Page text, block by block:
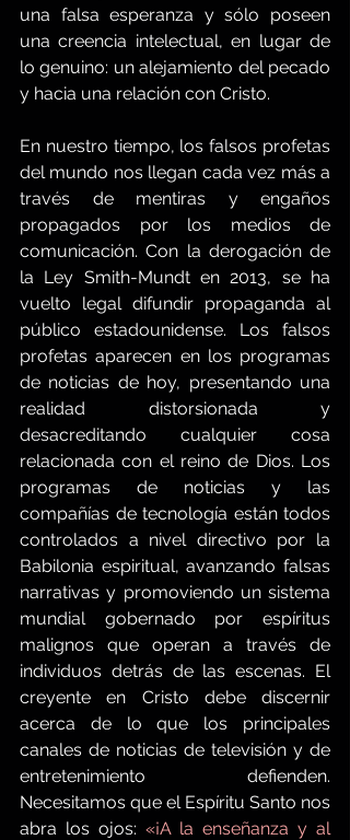
una falsa esperanza y sólo poseen
una creencia intelectual, en lugar de
lo genuino: un alejamiento del pecado
y hacia una relación con Cristo.
En nuestro tiempo, los falsos profetas
del mundo nos llegan cada vez más a
través de mentiras y engaños
propagados por los medios de
comunicación. Con la derogación de
la Ley Smith-Mundt en 2013, se ha
vuelto legal difundir propaganda al
público estadounidense. Los falsos
profetas aparecen en los programas
de noticias de hoy, presentando una
realidad distorsionada y
desacreditando cualquier cosa
relacionada con el reino de Dios. Los
programas de noticias y las
compañías de tecnología están todos
controlados a nivel directivo por la
Babilonia espiritual, avanzando falsas
narrativas y promoviendo un sistema
mundial gobernado por espíritus
malignos que operan a través de
individuos detrás de las escenas. El
creyente en Cristo debe discernir
acerca de lo que los principales
canales de noticias de televisión y de
entretenimiento defienden.
Necesitamos que el Espíritu Santo nos
abra los ojos: «¡A la enseñanza y al